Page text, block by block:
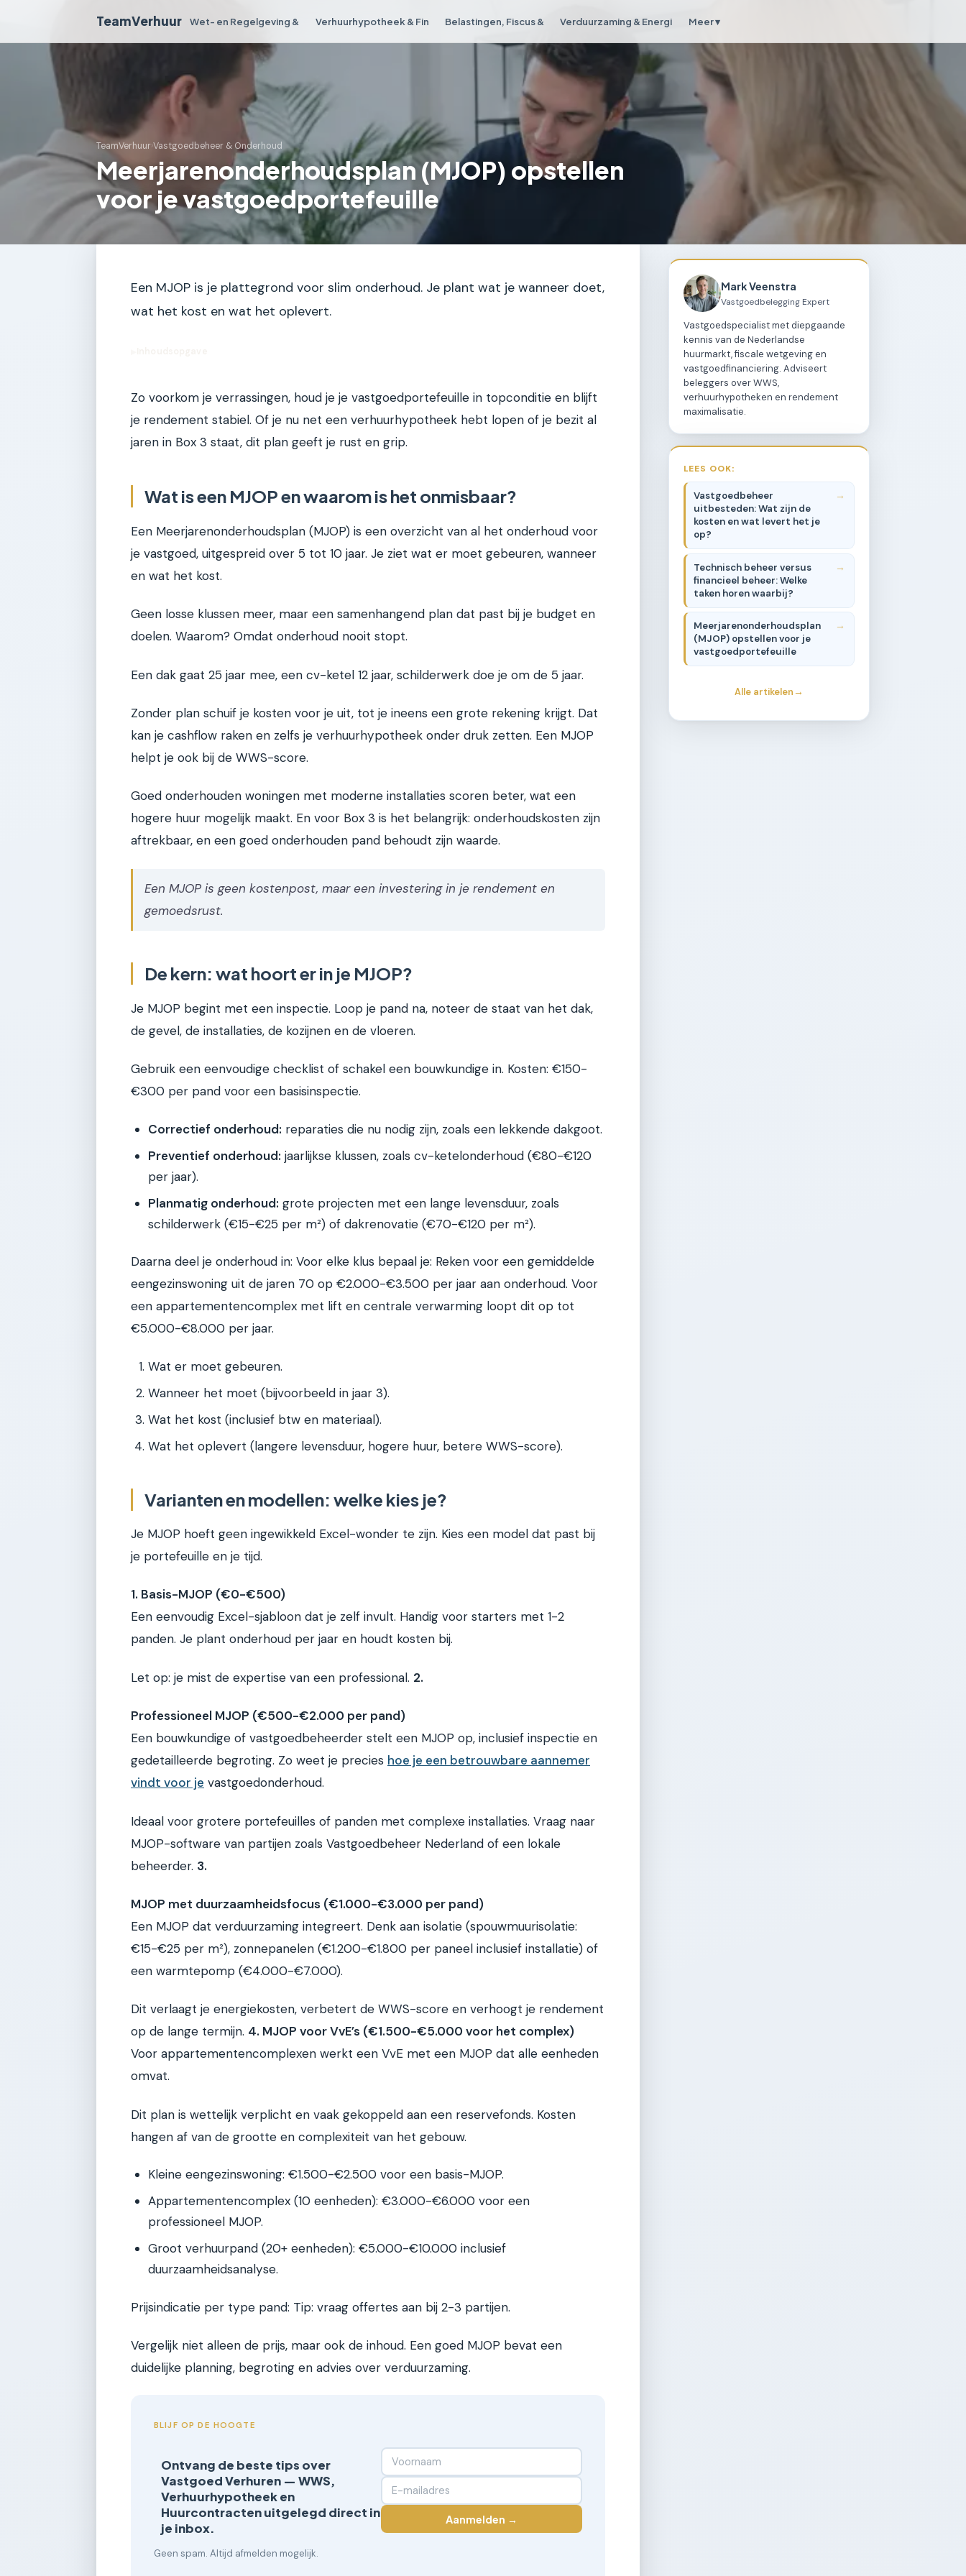
TeamVerhuur Wet- en Regelgeving & Verhuurhypotheek & Fin Belastingen, Fiscus & Verduurzaming & Energi Meer ▾
TeamVerhuur›Vastgoedbeheer & Onderhoud
Meerjarenonderhoudsplan (MJOP) opstellen
voor je vastgoedportefeuille
Een MJOP is je plattegrond voor slim onderhoud. Je plant wat je wanneer doet,
wat het kost en wat het oplevert.
Zo voorkom je verrassingen, houd je je vastgoedportefeuille in topconditie en blijft
je rendement stabiel. Of je nu net een verhuurhypotheek hebt lopen of je bezit al
jaren in Box 3 staat, dit plan geeft je rust en grip.
Wat is een MJOP en waarom is het onmisbaar?
Een Meerjarenonderhoudsplan (MJOP) is een overzicht van al het onderhoud voor
je vastgoed, uitgespreid over 5 tot 10 jaar. Je ziet wat er moet gebeuren, wanneer
en wat het kost.
Geen losse klussen meer, maar een samenhangend plan dat past bij je budget en
doelen. Waarom? Omdat onderhoud nooit stopt.
Een dak gaat 25 jaar mee, een cv-ketel 12 jaar, schilderwerk doe je om de 5 jaar.
Zonder plan schuif je kosten voor je uit, tot je ineens een grote rekening krijgt. Dat
kan je cashflow raken en zelfs je verhuurhypotheek onder druk zetten. Een MJOP
helpt je ook bij de WWS-score.
Goed onderhouden woningen met moderne installaties scoren beter, wat een
hogere huur mogelijk maakt. En voor Box 3 is het belangrijk: onderhoudskosten zijn
aftrekbaar, en een goed onderhouden pand behoudt zijn waarde.
Een MJOP is geen kostenpost, maar een investering in je rendement en
gemoedsrust.
De kern: wat hoort er in je MJOP?
Je MJOP begint met een inspectie. Loop je pand na, noteer de staat van het dak,
de gevel, de installaties, de kozijnen en de vloeren.
Gebruik een eenvoudige checklist of schakel een bouwkundige in. Kosten: €150-
€300 per pand voor een basisinspectie.
Correctief onderhoud: reparaties die nu nodig zijn, zoals een lekkende dakgoot.
Preventief onderhoud: jaarlijkse klussen, zoals cv-ketelonderhoud (€80-€120
per jaar).
Planmatig onderhoud: grote projecten met een lange levensduur, zoals
schilderwerk (€15-€25 per m²) of dakrenovatie (€70-€120 per m²).
Daarna deel je onderhoud in: Voor elke klus bepaal je: Reken voor een gemiddelde
eengezinswoning uit de jaren 70 op €2.000-€3.500 per jaar aan onderhoud. Voor
een appartementencomplex met lift en centrale verwarming loopt dit op tot
€5.000-€8.000 per jaar.
Wat er moet gebeuren.
Wanneer het moet (bijvoorbeeld in jaar 3).
Wat het kost (inclusief btw en materiaal).
Wat het oplevert (langere levensduur, hogere huur, betere WWS-score).
Varianten en modellen: welke kies je?
Je MJOP hoeft geen ingewikkeld Excel-wonder te zijn. Kies een model dat past bij
je portefeuille en je tijd.
1. Basis-MJOP (€0-€500)
Een eenvoudig Excel-sjabloon dat je zelf invult. Handig voor starters met 1-2
panden. Je plant onderhoud per jaar en houdt kosten bij.
Let op: je mist de expertise van een professional. 2.
Professioneel MJOP (€500-€2.000 per pand)
Een bouwkundige of vastgoedbeheerder stelt een MJOP op, inclusief inspectie en
gedetailleerde begroting. Zo weet je precies hoe je een betrouwbare aannemer
vindt voor je vastgoedonderhoud.
Ideaal voor grotere portefeuilles of panden met complexe installaties. Vraag naar
MJOP-software van partijen zoals Vastgoedbeheer Nederland of een lokale
beheerder. 3.
MJOP met duurzaamheidsfocus (€1.000-€3.000 per pand)
Een MJOP dat verduurzaming integreert. Denk aan isolatie (spouwmuurisolatie:
€15-€25 per m²), zonnepanelen (€1.200-€1.800 per paneel inclusief installatie) of
een warmtepomp (€4.000-€7.000).
Dit verlaagt je energiekosten, verbetert de WWS-score en verhoogt je rendement
op de lange termijn. 4. MJOP voor VvE’s (€1.500-€5.000 voor het complex)
Voor appartementencomplexen werkt een VvE met een MJOP dat alle eenheden
omvat.
Dit plan is wettelijk verplicht en vaak gekoppeld aan een reservefonds. Kosten
hangen af van de grootte en complexiteit van het gebouw.
Kleine eengezinswoning: €1.500-€2.500 voor een basis-MJOP.
Appartementencomplex (10 eenheden): €3.000-€6.000 voor een
professioneel MJOP.
Groot verhuurpand (20+ eenheden): €5.000-€10.000 inclusief
duurzaamheidsanalyse.
Prijsindicatie per type pand: Tip: vraag offertes aan bij 2-3 partijen.
Vergelijk niet alleen de prijs, maar ook de inhoud. Een goed MJOP bevat een
duidelijke planning, begroting en advies over verduurzaming.
BLIJF OP DE HOOGTE
Ontvang de beste tips over
Vastgoed Verhuren — WWS,
Verhuurhypotheek en
Huurcontracten uitgelegd direct in
je inbox.
Geen spam. Altijd afmelden mogelijk.
Aanmelden →
Mark Veenstra
Vastgoedbelegging Expert
Vastgoedspecialist met diepgaande
kennis van de Nederlandse
huurmarkt, fiscale wetgeving en
vastgoedfinanciering. Adviseert
beleggers over WWS,
verhuurhypotheken en rendement
maximalisatie.
LEES OOK:
Vastgoedbeheer
uitbesteden: Wat zijn de
kosten en wat levert het je
op?
Technisch beheer versus
financieel beheer: Welke
taken horen waarbij?
Meerjarenonderhoudsplan
(MJOP) opstellen voor je
vastgoedportefeuille
Alle artikelen